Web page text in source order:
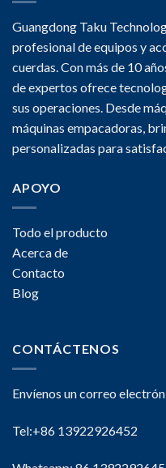
Guangdong Taku
profesional de equipos y
cuerdas. Con más de 10
de expertos ofrece
sus operaciones. Desde
máquinas empacadoras,
personalizadas para
APOYO
Todo el producto
Acerca de
Contacto
Blog
CONTÁCTENOS
Envíenos un correo
Tel:+86 13922926452